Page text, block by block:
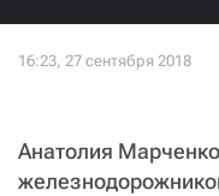
Анатолия
500
Нажимая кнопку «Стать
я принимаю условия и